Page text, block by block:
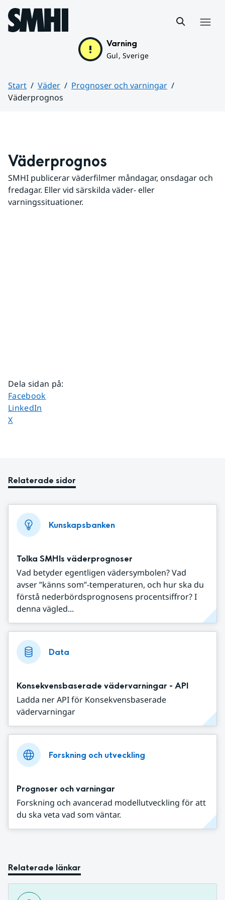
Hoppa till sidans innehåll
Varning
Gul, Sverige
Start Väder
Prognoser och varningar
Väderprognos
Väderprognos
SMHI publicerar väderfilmer måndagar, onsdagar och
fredagar. Eller vid särskilda väder- eller
varningssituationer.
Dela sidan på:
Dela sidan på
Facebook
Dela sidan på
LinkedIn
Dela sidan på
X
Relaterade sidor
Kunskapsbanken
Tolka SMHIs väderprognoser
Vad betyder egentligen vädersymbolen? Vad
avser ”känns som”-temperaturen, och hur ska du
förstå nederbördsprognosens procentsiffror? I
denna vägled...
Data
Konsekvensbaserade vädervarningar - API
Ladda ner API för Konsekvensbaserade
vädervarningar
Forskning och utveckling
Prognoser och varningar
Forskning och avancerad modellutveckling för att
du ska veta vad som väntar.
Relaterade länkar